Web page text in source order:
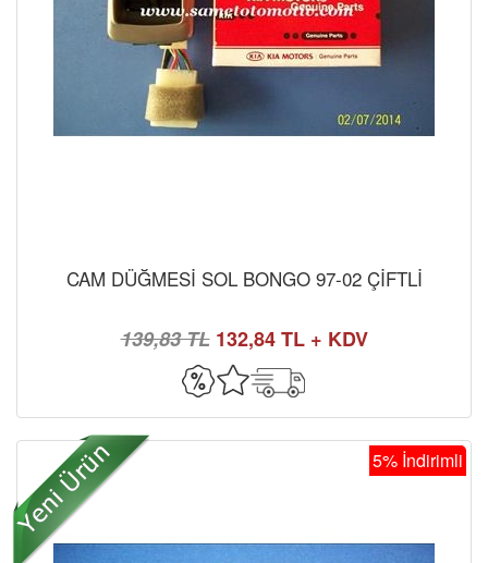
CAM DÜĞMESİ SOL BONGO 97-02 ÇİFTLİ
139,83 TL132,84 TL + KDV
5% İndirimli